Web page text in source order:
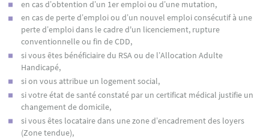
en cas d’obtention d’un 1er emploi ou d’une mutation,
en cas de perte d’emploi ou d’un nouvel emploi consécutif à une
perte d’emploi dans le cadre d'un licenciement, rupture
conventionnelle ou fin de CDD,
si vous êtes bénéficiaire du RSA ou de l’Allocation Adulte
Handicapé,
si on vous attribue un logement social,
si votre état de santé constaté par un certificat médical justifie un
changement de domicile,
si vous êtes locataire dans une zone d’encadrement des loyers
(Zone tendue),